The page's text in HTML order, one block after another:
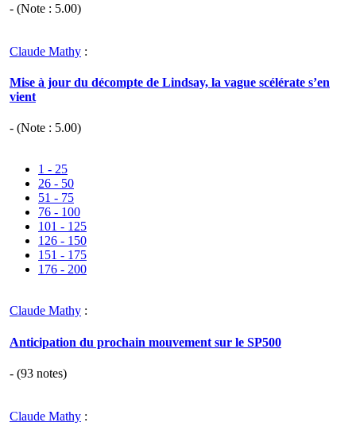
- (Note : 5.00)
Claude Mathy :
Mise à jour du décompte de Lindsay, la vague scélérate s’en
vient
- (Note : 5.00)
1 - 25
26 - 50
51 - 75
76 - 100
101 - 125
126 - 150
151 - 175
176 - 200
Claude Mathy :
Anticipation du prochain mouvement sur le SP500
- (93 notes)
Claude Mathy :